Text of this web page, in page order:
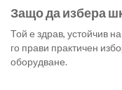
Защо да избера
Той е здрав, устойчив
го прави практичен
оборудване.